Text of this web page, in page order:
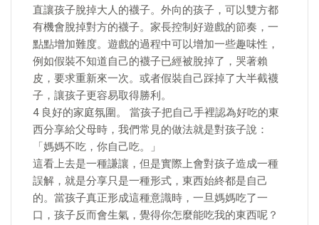
直讓孩子脫掉大人的襪子。外向的孩子，可以雙方都
有機會脫掉對方的襪子。家長控制好遊戲的節奏，一
點點增加難度。遊戲的過程中可以增加一些趣味性，
例如假裝不知道自己的襪子已經被脫掉了，哭著賴
皮，要求重新來一次。或者假裝自己踩掉了大半截襪
子，讓孩子更容易取得勝利。
4 良好的家庭氛圍。 當孩子把自己手裡認為好吃的東
西分享給父母時，我們常見的做法就是對孩子說：
「媽媽不吃，你自己吃。」
這看上去是一種謙讓，但是實際上會對孩子造成一種
誤解，就是分享只是一種形式，東西始終都是自己
的。當孩子真正形成這種意識時，一旦媽媽吃了一
口，孩子反而會生氣，覺得你怎麼能吃我的東西呢？